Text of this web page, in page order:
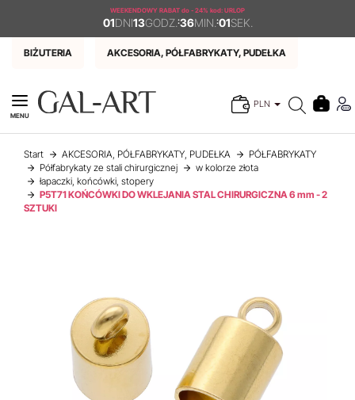
WEEKENDOWY RABAT do - 24% kod: URLOP
01DNI13GODZ. :36MIN. :01SEK.
BIŻUTERIA AKCESORIA, PÓŁFABRYKATY, PUDEŁKA
PLN
MENU
Start AKCESORIA, PÓŁFABRYKATY, PUDEŁKA
PÓŁFABRYKATY
Półfabrykaty ze stali chirurgicznej
w kolorze złota
łapaczki, końcówki, stopery
P5T71 KOŃCÓWKI DO WKLEJANIA STAL CHIRURGICZNA 6 mm - 2
SZTUKI